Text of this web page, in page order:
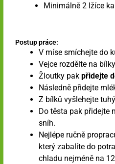
Minimálně 2 lžíce
Postup práce:
V míse smíchejte do
Vejce rozdělte na
Žloutky pak přidejte
Následně přidejte
Z bílků vyšlehejte
Do těsta pak přidejte
sníh.
Nejlépe ručně
který zabalíte do
chladu nejméně na